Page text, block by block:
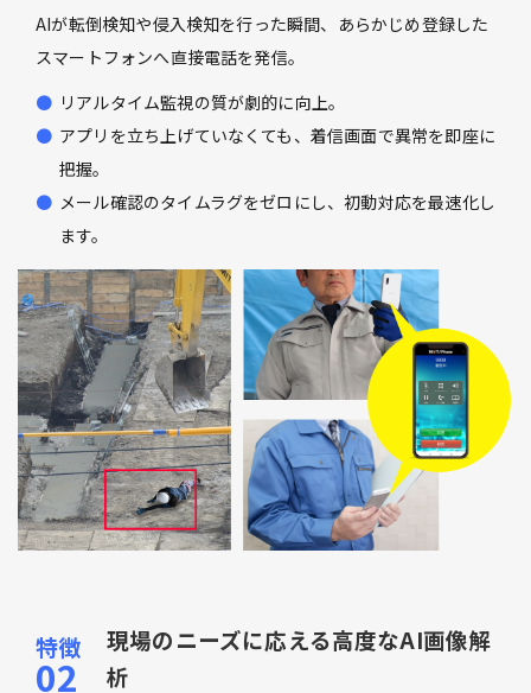
AIが転倒検知や侵入検知を行った瞬間、あらかじめ登録した
スマートフォンへ直接電話を発信。
リアルタイム監視の質が劇的に向上。
アプリを立ち上げていなくても、着信画面で異常を即座に
把握。
メール確認のタイムラグをゼロにし、初動対応を最速化し
ます。
現場のニーズに応える高度なAI画像解
析